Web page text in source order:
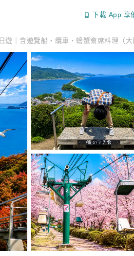
下載 App 享
遊｜含遊覽船・纜車・螃蟹會席料理（大